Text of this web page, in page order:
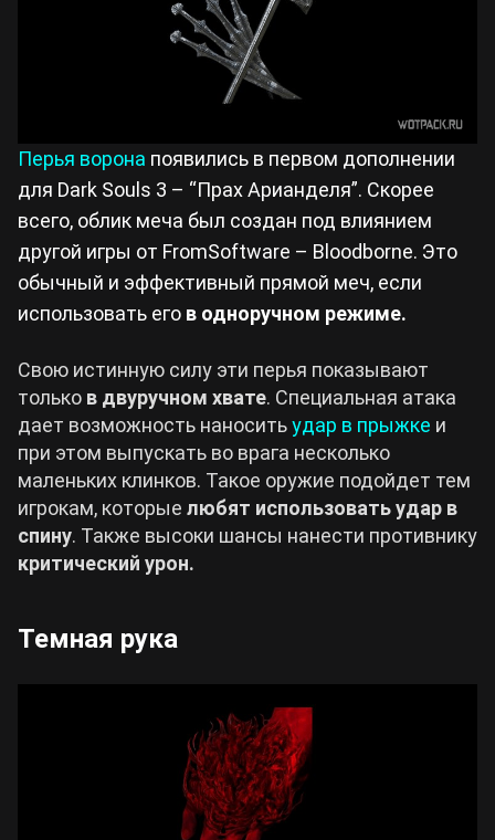
Перья ворона появились в первом дополнении
для Dark Souls 3 – “Прах Арианделя”. Скорее
всего, облик меча был создан под влиянием
другой игры от FromSoftware – Bloodborne. Это
обычный и эффективный прямой меч, если
использовать его в одноручном режиме.
Свою истинную силу эти перья показывают
только в двуручном хвате. Специальная атака
дает возможность наноситьудар в прыжке и
при этом выпускать во врага несколько
маленьких клинков. Такое оружие подойдет тем
игрокам, которые любят использовать удар в
спину. Также высоки шансы нанести противнику
критический урон.
Темная рука